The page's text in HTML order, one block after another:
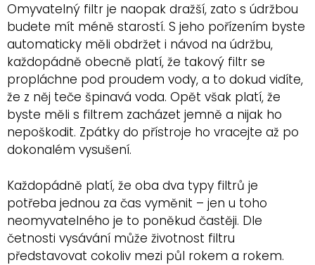
Omyvatelný filtr je naopak dražší, zato s údržbou
budete mít méně starostí. S jeho pořízením byste
automaticky měli obdržet i návod na údržbu,
každopádně obecně platí, že takový filtr se
propláchne pod proudem vody, a to dokud vidíte,
že z něj teče špinavá voda. Opět však platí, že
byste měli s filtrem zacházet jemně a nijak ho
nepoškodit. Zpátky do přístroje ho vracejte až po
dokonalém vysušení.
Každopádně platí, že oba dva typy filtrů je
potřeba jednou za čas vyměnit – jen u toho
neomyvatelného je to poněkud častěji. Dle
četnosti vysávání může životnost filtru
představovat cokoliv mezi půl rokem a rokem.